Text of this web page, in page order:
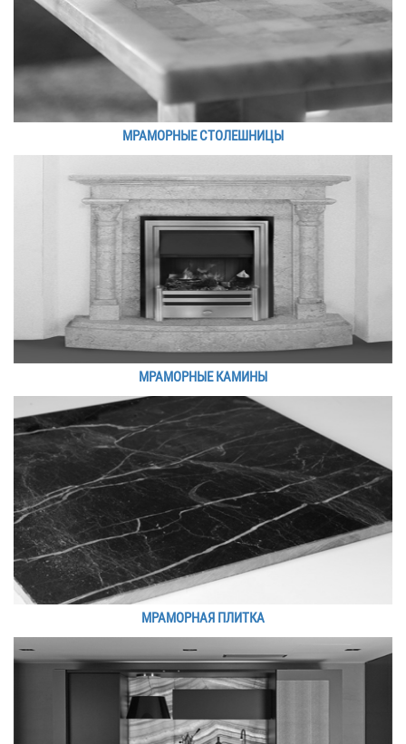
МРАМОРНЫЕ СТОЛЕШНИЦЫ
МРАМОРНЫЕ КАМИНЫ
МРАМОРНАЯ ПЛИТКА